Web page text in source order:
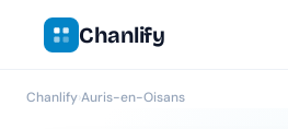
Chanlify
Chanlify›Auris-en-Oisans